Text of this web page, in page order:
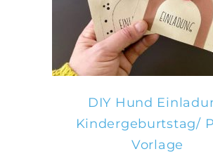
DIY Hund
Kindergeburtstag/
Vorlage